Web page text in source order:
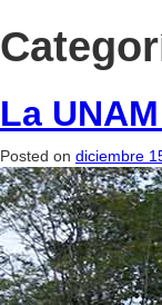
La
Posted on diciembre